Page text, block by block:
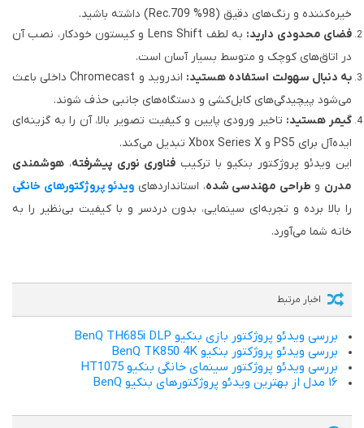
خیره‌کننده و رنگ‌های دقیق (98% Rec.709) داشته باشید.
فضای محدودی دارید: به لطف Lens Shift و کیستون خودکار، نصب آن
در اتاق‌های کوچک و متوسط بسیار آسان است.
به دنبال سهولت استفاده هستید: اندروید و Chromecast داخلی باعث
می‌شود پیچیدگی‌های کابل‌کشی و دستگاه‌های جانبی حذف شوند.
گیمر هستید: تاخیر ورودی پایین و کیفیت تصویر بالا، آن را به گزینه‌ای
ایده‌آل برای PS5 و Xbox Series X تبدیل می‌کند.
این ویدئو پروژکتور بنکیو با ترکیب فناوری نوری پیشرفته، هوشمندی
مدرن و طراحی مهندسی شده، استانداردهای ویدئو پروژکتورهای خانگی
را بالا برده و تجربه‌ای سینمایی، بدون دردسر و با کیفیت بی‌نظیر را به
خانه شما می‌آورد.
اخبار مرتبط
بررسی ویدئو پروژکتور بازی بنکیو BenQ TH685i DLP
بررسی ویدئو پروژکتور بنکیو BenQ TK850 4K
بررسی ویدئو پروژکتور سینمای خانگی بنکیو HT1075
۱۶ مدل از بهترین ویدئو پروژکتورهای بنکیو BenQ